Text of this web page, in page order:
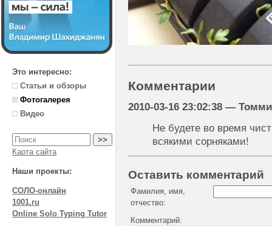
Это интересно:
Статьи и обзоры
Фотогалерея
Видео
Карта сайта
Наши проекты:
СОЛО-онлайн
1001.ru
Online Solo Typing Tutor
Комментарии
2010-03-16 23:02:38 —
Не будете во время
всякими сорняками!
Оставить комментарий
Фамилия, имя,
отчество:
Комментарий: